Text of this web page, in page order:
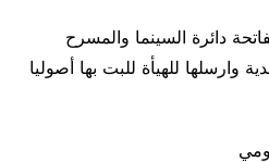
دائرة السينما والمسرح
وارسلها للهيأة للبت بها أصوليا